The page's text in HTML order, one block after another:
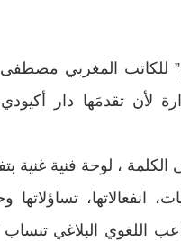
المغربي مصطفى
لأن تقدمَها دار
، لوحة فنية غنية
تساؤلاتها
اللغوي البلاغي تنساب